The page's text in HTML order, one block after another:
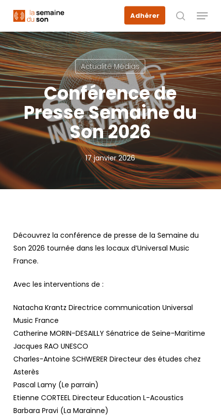
main
content
Adhérer
recherche
Menu
Actualité Médias
Conférence de
Presse Semaine du
Son 2026
17 janvier 2026
Découvrez la conférence de presse de la Semaine du
Son 2026 tournée dans les locaux d’Universal Music
France.
Avec les interventions de :
Natacha Krantz Directrice communication Universal
Music France
Catherine MORIN-DESAILLY Sénatrice de Seine-Maritime
Jacques RAO UNESCO
Charles-Antoine SCHWERER Directeur des études chez
Asterès
Pascal Lamy (Le parrain)
Etienne CORTEEL Directeur Education L-Acoustics
Barbara Pravi (La Marainne)